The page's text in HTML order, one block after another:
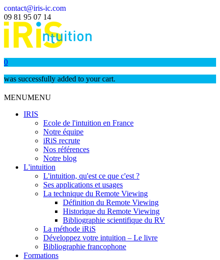
contact@iris-ic.com
09 81 95 07 14
0
was successfully added to your cart.
MENUMENU
IRIS
Ecole de l'intuition en France
Notre équipe
iRiS recrute
Nos références
Notre blog
L'intuition
L'intuition, qu'est ce que c'est ?
Ses applications et usages
La technique du Remote Viewing
Définition du Remote Viewing
Historique du Remote Viewing
Bibliographie scientifique du RV
La méthode iRiS
Développez votre intuition – Le livre
Bibliographie francophone
Formations